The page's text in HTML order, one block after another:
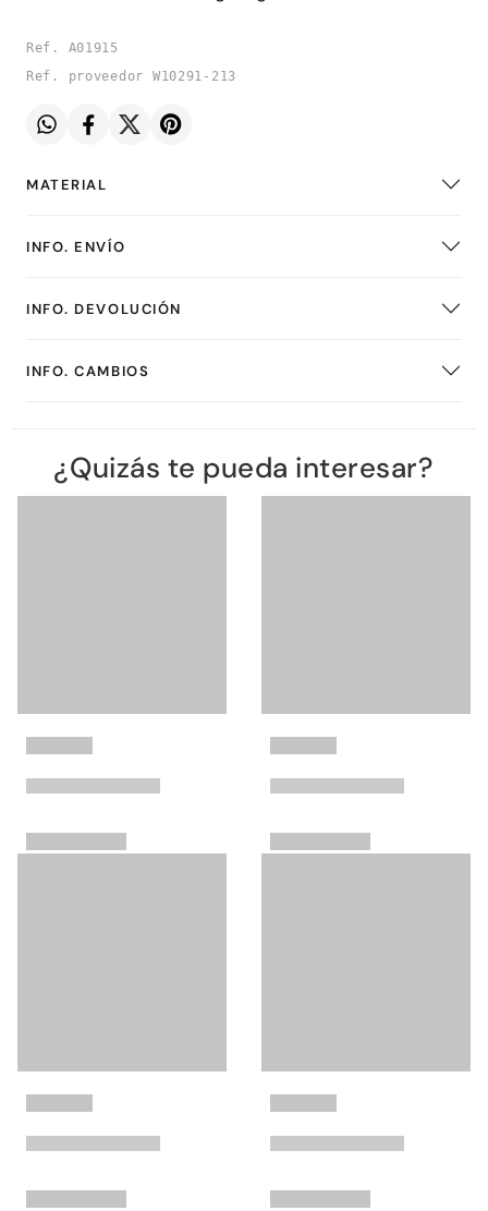
Ref. A01915
Ref. proveedor W10291-213
MATERIAL
INFO. ENVÍO
INFO. DEVOLUCIÓN
INFO. CAMBIOS
¿Quizás te pueda interesar?